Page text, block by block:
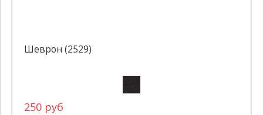
Шеврон (2529)
250 руб